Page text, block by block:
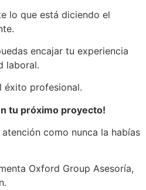
lo que está diciendo el
encajar tu experiencia
laboral.
éxito profesional.
tu próximo proyecto!
como nunca la habías
Oxford Group Asesoría,